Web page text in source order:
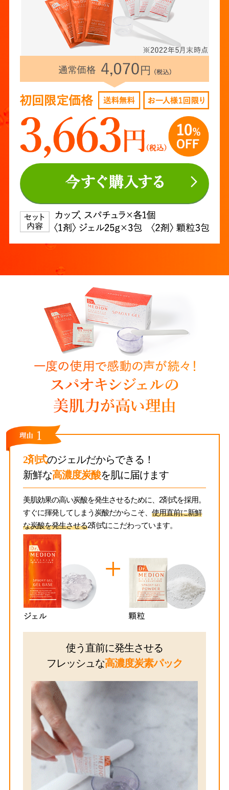
2剤式のジェルだからできる！
新鮮な高濃度炭酸を肌に届けます
美肌効果の高い炭酸を発生させるために、2剤式を採用。
すぐに揮発してしまう炭酸だからこそ、 使用直前に新鮮
な炭酸を発生させる2剤式にこだわっています。
使う直前に発生させる
フレッシュな高濃度炭素パック